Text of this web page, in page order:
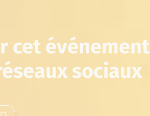
cet événement
sociaux